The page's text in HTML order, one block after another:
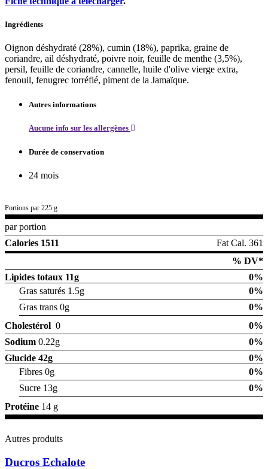
Ingrédients
Oignon déshydraté (28%), cumin (18%), paprika, graine de
coriandre, ail déshydraté, poivre noir, feuille de menthe (3,5%),
persil, feuille de coriandre, cannelle, huile d'olive vierge extra,
fenouil, fenugrec torréfié, piment de la Jamaïque.
Autres informations
Aucune info sur les allergènes
Durée de conservation
24 mois
Portions par 225 g
par portion
Calories 1511
Fat Cal. 361
% DV*
Lipides totaux 11g
0%
Gras saturés 1.5g
0%
Gras trans 0g
0%
Cholestérol 0
0%
Sodium 0.22g
0%
Glucide 42g
0%
Fibres 0g
0%
Sucre 13g
0%
Protéine 14 g
Autres produits
Ducros Echalote